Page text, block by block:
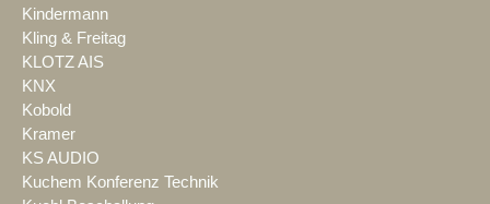
Kindermann
Kling & Freitag
KLOTZ AIS
KNX
Kobold
Kramer
KS AUDIO
Kuchem Konferenz Technik